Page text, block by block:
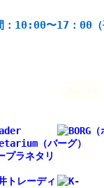
10:00〜17：00（
Seestar